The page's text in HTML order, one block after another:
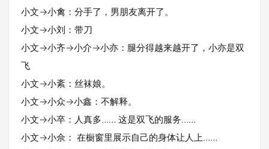
小文→小禽：分手了，男朋友离开了。
小文→小刘：带刀
小文→小齐→小介→小亦：腿分得越来越开了，小亦是双
飞
小文→小紊：丝袜娘。
小文→小众→小鑫：不解释。
小文→小卒：人真多…… 这是双飞的服务……
小文→小佘： 在橱窗里展示自己的身体让人上……